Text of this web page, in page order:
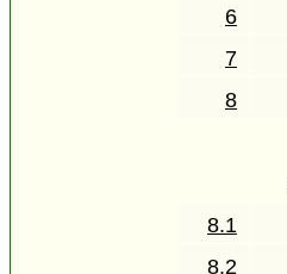
6
7
8
8.1
8.2